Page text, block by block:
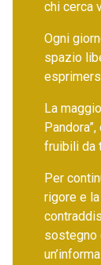
chi cerca
Ogni
spazio
La
fruibili da
Per
rigore e
sostegno